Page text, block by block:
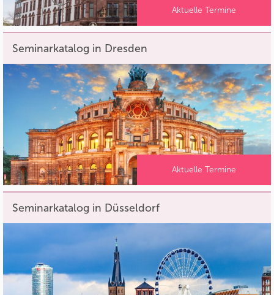
Aktuelle Termine
Seminarkatalog in Dresden
Aktuelle Termine
Seminarkatalog in Düsseldorf